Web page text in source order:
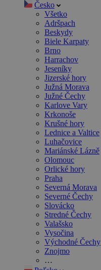
Česko
Všetko
Adršpach
Beskydy
Biele Karpaty
Brno
Harrachov
Jeseníky
Jizerské hory
Južná Morava
Južné Čechy
Karlove Vary
Krkonoše
Krušné hory
Lednice a Valtice
Luhačovice
Mariánské Lázně
Olomouc
Orlické hory
Praha
Severná Morava
Severné Čechy
Slovácko
Stredné Čechy
Valašsko
Vysočina
Východné Čechy
Znojmo
…